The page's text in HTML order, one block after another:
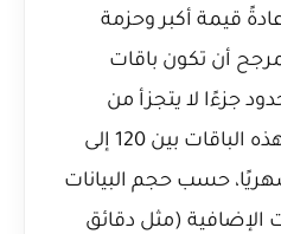
قيمة أكبر وحزمة
أن تكون باقات
جزءًا لا يتجزأ من
عروضها. قد تتراوح هذه الباقات بين 120 إلى
حسب حجم البيانات
الإضافية (مثل دقائق